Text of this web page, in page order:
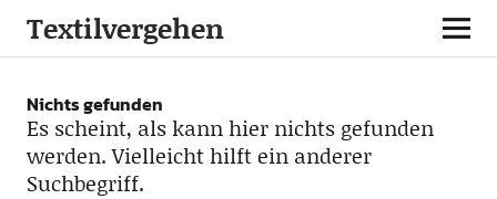
Textilvergehen
Nichts gefunden
Es scheint, als kann hier nichts gefunden
werden. Vielleicht hilft ein anderer
Suchbegriff.